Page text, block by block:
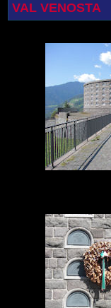
VAL VENOSTA